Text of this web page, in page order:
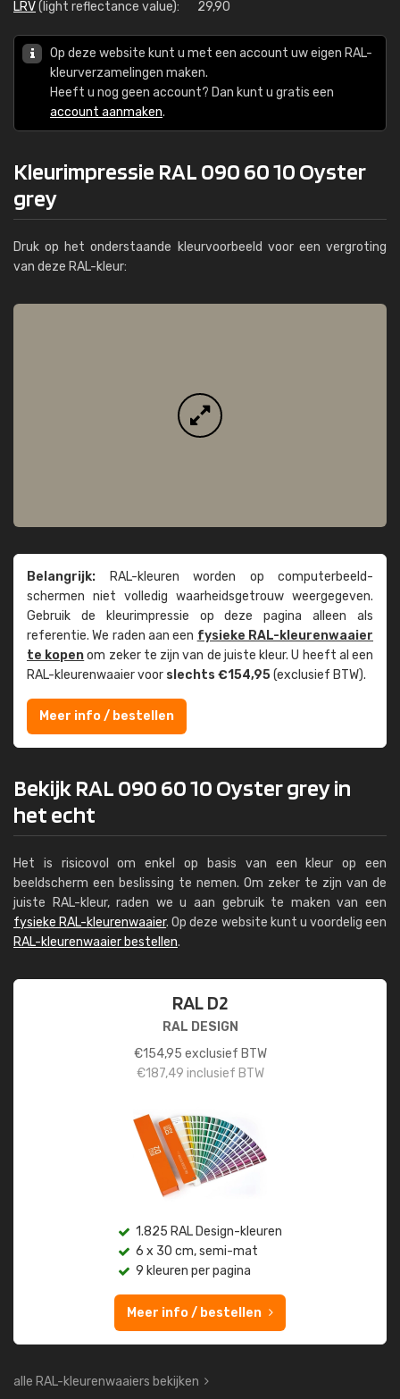
LRV(light reflectance value): 29,90
Op deze website kunt u met een account uw eigen RAL-
kleurverzamelingen maken.
Heeft u nog geen account? Dan kunt u gratis een
account aanmaken.
Kleurimpressie RAL 090 60 10 Oyster
grey
Druk op het onderstaande kleurvoorbeeld voor een vergroting
van deze RAL-kleur:
Belangrijk: RAL-kleuren worden op computer­beeld­
schermen niet volledig waarheids­­getrouw weer­gegeven.
Gebruik de kleur­impressie op deze pagina alleen als
referentie. We raden aan een fysieke RAL-kleuren­waaier
te kopenom zeker te zijn van de juiste kleur. U heeft al een
RAL-kleuren­waaier voor slechts €154,95(exclusief BTW).
Meer info / bestellen
Bekijk RAL 090 60 10 Oyster grey in
het echt
Het is risicovol om enkel op basis van een kleur op een
beeldscherm een beslissing te nemen. Om zeker te zijn van de
juiste RAL-kleur, raden we u aan gebruik te maken van een
fysieke RAL-kleurenwaaier. Op deze website kunt u voordelig een
RAL-kleurenwaaier bestellen.
RAL D2
RAL DESIGN
€154,95 exclusief BTW
€187,49 inclusief BTW
1.825 RAL Design-kleuren
6 x 30 cm, semi-mat
9 kleuren per pagina
Meer info / bestellen
alle RAL-kleurenwaaiers bekijken